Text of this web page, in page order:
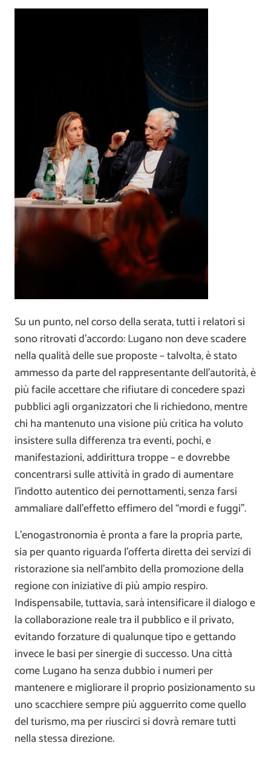
Su un punto, nel corso della serata, tutti i relatori si
sono ritrovati d’accordo: Lugano non deve scadere
nella qualità delle sue proposte – talvolta, è stato
ammesso da parte del rappresentante dell’autorità, è
più facile accettare che rifiutare di concedere spazi
pubblici agli organizzatori che li richiedono, mentre
chi ha mantenuto una visione più critica ha voluto
insistere sulla differenza tra eventi, pochi, e
manifestazioni, addirittura troppe – e dovrebbe
concentrarsi sulle attività in grado di aumentare
l’indotto autentico dei pernottamenti, senza farsi
ammaliare dall’effetto effimero del “mordi e fuggi”.
L’enogastronomia è pronta a fare la propria parte,
sia per quanto riguarda l’offerta diretta dei servizi di
ristorazione sia nell’ambito della promozione della
regione con iniziative di più ampio respiro.
Indispensabile, tuttavia, sarà intensificare il dialogo e
la collaborazione reale tra il pubblico e il privato,
evitando forzature di qualunque tipo e gettando
invece le basi per sinergie di successo. Una città
come Lugano ha senza dubbio i numeri per
mantenere e migliorare il proprio posizionamento su
uno scacchiere sempre più agguerrito come quello
del turismo, ma per riuscirci si dovrà remare tutti
nella stessa direzione.